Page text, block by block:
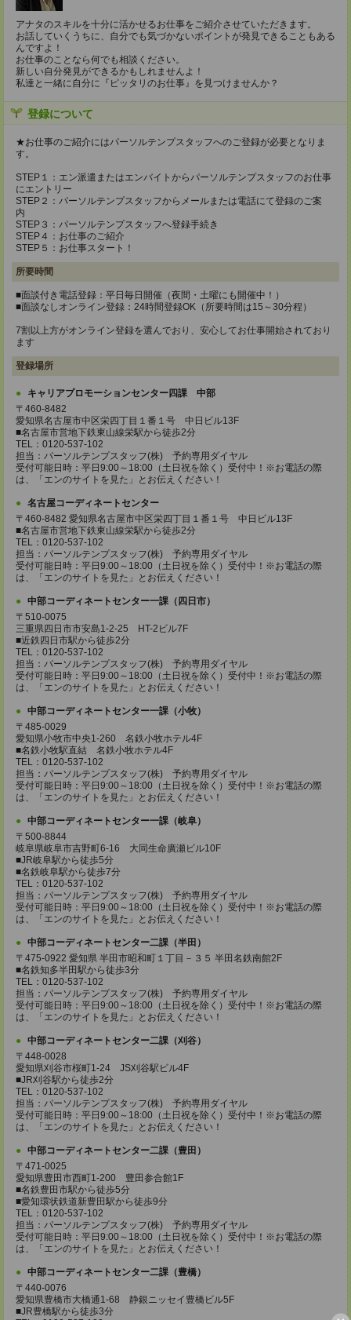
アナタのスキルを十分に活かせるお仕事をご紹介させていただきます。
お話していくうちに、自分でも気づかないポイントが発見できることもある
んですよ！
お仕事のことなら何でも相談ください。
新しい自分発見ができるかもしれませんよ！
私達と一緒に自分に『ピッタリのお仕事』を見つけませんか？
登録について
★お仕事のご紹介にはパーソルテンプスタッフへのご登録が必要となりま
す。
STEP１：エン派遣またはエンバイトからパーソルテンプスタッフのお仕事
にエントリー
STEP２：パーソルテンプスタッフからメールまたは電話にて登録のご案
内
STEP３：パーソルテンプスタッフへ登録手続き
STEP４：お仕事のご紹介
STEP５：お仕事スタート！
所要時間
■面談付き電話登録：平日毎日開催（夜間・土曜にも開催中！）
■面談なしオンライン登録：24時間登録OK（所要時間は15～30分程）
7割以上方がオンライン登録を選んでおり、安心してお仕事開始されており
ます
登録場所
キャリアプロモーションセンター四課 中部
〒460-8482
愛知県名古屋市中区栄四丁目１番１号 中日ビル13F
■名古屋市営地下鉄東山線栄駅から徒歩2分
TEL：0120-537-102
担当：パーソルテンプスタッフ(株) 予約専用ダイヤル
受付可能日時：平日9:00～18:00（土日祝を除く）受付中！※お電話の際
は、「エンのサイトを見た」とお伝えください！
名古屋コーディネートセンター
〒460-8482 愛知県名古屋市中区栄四丁目１番１号 中日ビル13F
■名古屋市営地下鉄東山線栄駅から徒歩2分
TEL：0120-537-102
担当：パーソルテンプスタッフ(株) 予約専用ダイヤル
受付可能日時：平日9:00～18:00（土日祝を除く）受付中！※お電話の際
は、「エンのサイトを見た」とお伝えください！
中部コーディネートセンター一課（四日市）
〒510-0075
三重県四日市市安島1-2-25 HT-2ビル7F
■近鉄四日市駅から徒歩2分
TEL：0120-537-102
担当：パーソルテンプスタッフ(株) 予約専用ダイヤル
受付可能日時：平日9:00～18:00（土日祝を除く）受付中！※お電話の際
は、「エンのサイトを見た」とお伝えください！
中部コーディネートセンター一課（小牧）
〒485-0029
愛知県小牧市中央1-260 名鉄小牧ホテル4F
■名鉄小牧駅直結 名鉄小牧ホテル4F
TEL：0120-537-102
担当：パーソルテンプスタッフ(株) 予約専用ダイヤル
受付可能日時：平日9:00～18:00（土日祝を除く）受付中！※お電話の際
は、「エンのサイトを見た」とお伝えください！
中部コーディネートセンター一課（岐阜）
〒500-8844
岐阜県岐阜市吉野町6-16 大同生命廣瀬ビル10F
■JR岐阜駅から徒歩5分
■名鉄岐阜駅から徒歩7分
TEL：0120-537-102
担当：パーソルテンプスタッフ(株) 予約専用ダイヤル
受付可能日時：平日9:00～18:00（土日祝を除く）受付中！※お電話の際
は、「エンのサイトを見た」とお伝えください！
中部コーディネートセンター二課（半田）
〒475-0922 愛知県 半田市昭和町１丁目－３５ 半田名鉄南館2F
■名鉄知多半田駅から徒歩3分
TEL：0120-537-102
担当：パーソルテンプスタッフ(株) 予約専用ダイヤル
受付可能日時：平日9:00～18:00（土日祝を除く）受付中！※お電話の際
は、「エンのサイトを見た」とお伝えください！
中部コーディネートセンター二課（刈谷）
〒448-0028
愛知県刈谷市桜町1-24 JS刈谷駅ビル4F
■JR刈谷駅から徒歩2分
TEL：0120-537-102
担当：パーソルテンプスタッフ(株) 予約専用ダイヤル
受付可能日時：平日9:00～18:00（土日祝を除く）受付中！※お電話の際
は、「エンのサイトを見た」とお伝えください！
中部コーディネートセンター二課（豊田）
〒471-0025
愛知県豊田市西町1-200 豊田参合館1F
■名鉄豊田市駅から徒歩5分
■愛知環状鉄道新豊田駅から徒歩9分
TEL：0120-537-102
担当：パーソルテンプスタッフ(株) 予約専用ダイヤル
受付可能日時：平日9:00～18:00（土日祝を除く）受付中！※お電話の際
は、「エンのサイトを見た」とお伝えください！
中部コーディネートセンター二課（豊橋）
〒440-0076
愛知県豊橋市大橋通1-68 静銀ニッセイ豊橋ビル5F
■JR豊橋駅から徒歩3分